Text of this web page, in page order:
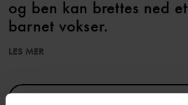
og ben kan brettes ned
barnet vokser.
Egenskaper:
LES MER
LEGG TIL